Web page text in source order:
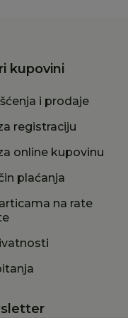
kupovini
i prodaje
registraciju
online kupovinu
plaćanja
na rate